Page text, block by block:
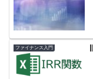
ファイナンス入門